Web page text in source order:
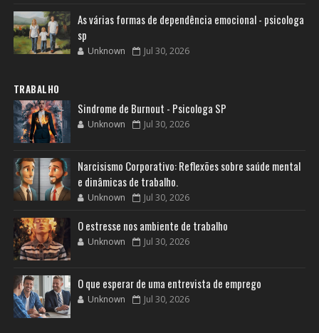
As várias formas de dependência emocional - psicologa
sp
Unknown Jul 30, 2026
TRABALHO
Sindrome de Burnout - Psicologa SP
Unknown Jul 30, 2026
Narcisismo Corporativo: Reflexões sobre saúde mental
e dinâmicas de trabalho.
Unknown Jul 30, 2026
O estresse nos ambiente de trabalho
Unknown Jul 30, 2026
O que esperar de uma entrevista de emprego
Unknown Jul 30, 2026